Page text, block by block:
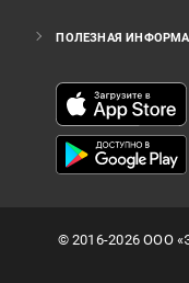
ПОЛЕЗНАЯ
©2016-2026ООО